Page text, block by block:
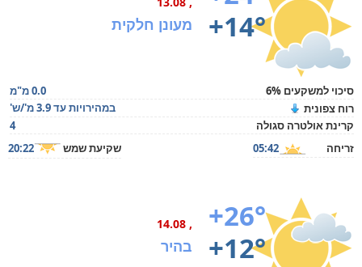
+14°
מעונן חלקית
סיכוי למשקעים 6%
0.0 מ"מ
רוח צפונית
במהירויות עד 3.9 מ'/ש'
קרינת אולטרה סגולה
4
זריחה
05:42 שקיעת שמש 20:22
+26°
+12°
, 14.08
בהיר